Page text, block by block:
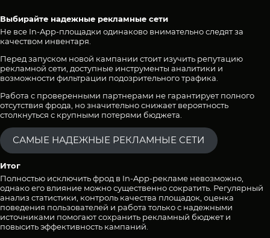
Выбирайте надежные рекламные сети
Не все In-App-площадки одинаково внимательно следят за
качеством инвентаря.
Перед запуском новой кампании стоит изучить репутацию
рекламной сети, доступные инструменты аналитики и
возможности фильтрации подозрительного трафика.
Работа с проверенными партнерами не гарантирует полного
отсутствия фрода, но значительно снижает вероятность
столкнуться с крупными потерями бюджета.
САМЫЕ НАДЕЖНЫЕ РЕКЛАМНЫЕ СЕТИ
Итог
Полностью исключить фрод в In-App-рекламе невозможно,
однако его влияние можно существенно сократить. Регулярный
анализ статистики, контроль качества площадок, оценка
поведения пользователей и работа только с надежными
источниками помогают сохранить рекламный бюджет и
повысить эффективность кампаний.